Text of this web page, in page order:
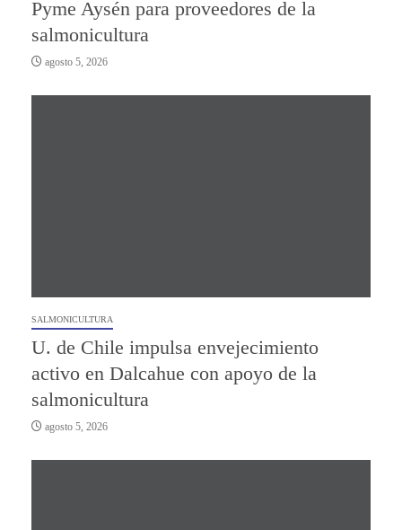
Pyme Aysén para proveedores de la
salmonicultura
agosto 5, 2026
SALMONICULTURA
U. de Chile impulsa envejecimiento
activo en Dalcahue con apoyo de la
salmonicultura
agosto 5, 2026